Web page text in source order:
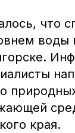
что
воды
края.